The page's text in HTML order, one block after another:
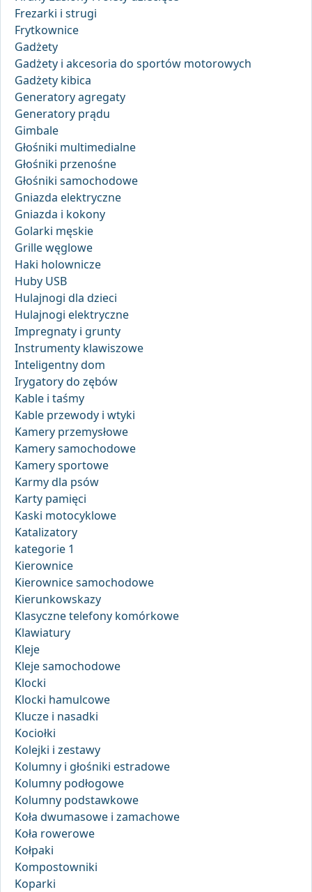
Frezarki i strugi
Frytkownice
Gadżety
Gadżety i akcesoria do sportów motorowych
Gadżety kibica
Generatory agregaty
Generatory prądu
Gimbale
Głośniki multimedialne
Głośniki przenośne
Głośniki samochodowe
Gniazda elektryczne
Gniazda i kokony
Golarki męskie
Grille węglowe
Haki holownicze
Huby USB
Hulajnogi dla dzieci
Hulajnogi elektryczne
Impregnaty i grunty
Instrumenty klawiszowe
Inteligentny dom
Irygatory do zębów
Kable i taśmy
Kable przewody i wtyki
Kamery przemysłowe
Kamery samochodowe
Kamery sportowe
Karmy dla psów
Karty pamięci
Kaski motocyklowe
Katalizatory
kategorie 1
Kierownice
Kierownice samochodowe
Kierunkowskazy
Klasyczne telefony komórkowe
Klawiatury
Kleje
Kleje samochodowe
Klocki
Klocki hamulcowe
Klucze i nasadki
Kociołki
Kolejki i zestawy
Kolumny i głośniki estradowe
Kolumny podłogowe
Kolumny podstawkowe
Koła dwumasowe i zamachowe
Koła rowerowe
Kołpaki
Kompostowniki
Koparki